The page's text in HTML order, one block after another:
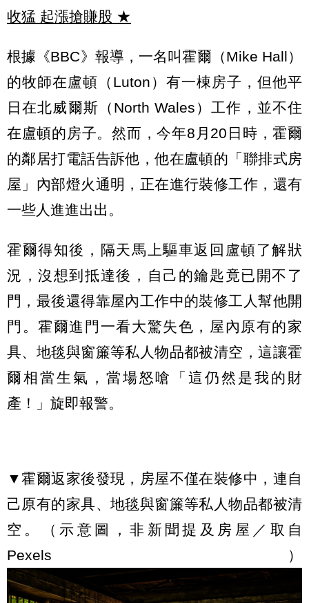
收猛 起漲搶賺股 ★
根據《BBC》報導，一名叫霍爾（Mike Hall）
的牧師在盧頓（Luton）有一棟房子，但他平
日在北威爾斯（North Wales）工作，並不住
在盧頓的房子。然而，今年8月20日時，霍爾
的鄰居打電話告訴他，他在盧頓的「聯排式房
屋」內部燈火通明，正在進行裝修工作，還有
一些人進進出出。
霍爾得知後，隔天馬上驅車返回盧頓了解狀
況，沒想到抵達後，自己的鑰匙竟已開不了
門，最後還得靠屋內工作中的裝修工人幫他開
門。霍爾進門一看大驚失色，屋內原有的家
具、地毯與窗簾等私人物品都被清空，這讓霍
爾相當生氣，當場怒嗆「這仍然是我的財
產！」旋即報警。
▼霍爾返家後發現，房屋不僅在裝修中，連自
己原有的家具、地毯與窗簾等私人物品都被清
空。（示意圖，非新聞提及房屋／取自
Pexels）